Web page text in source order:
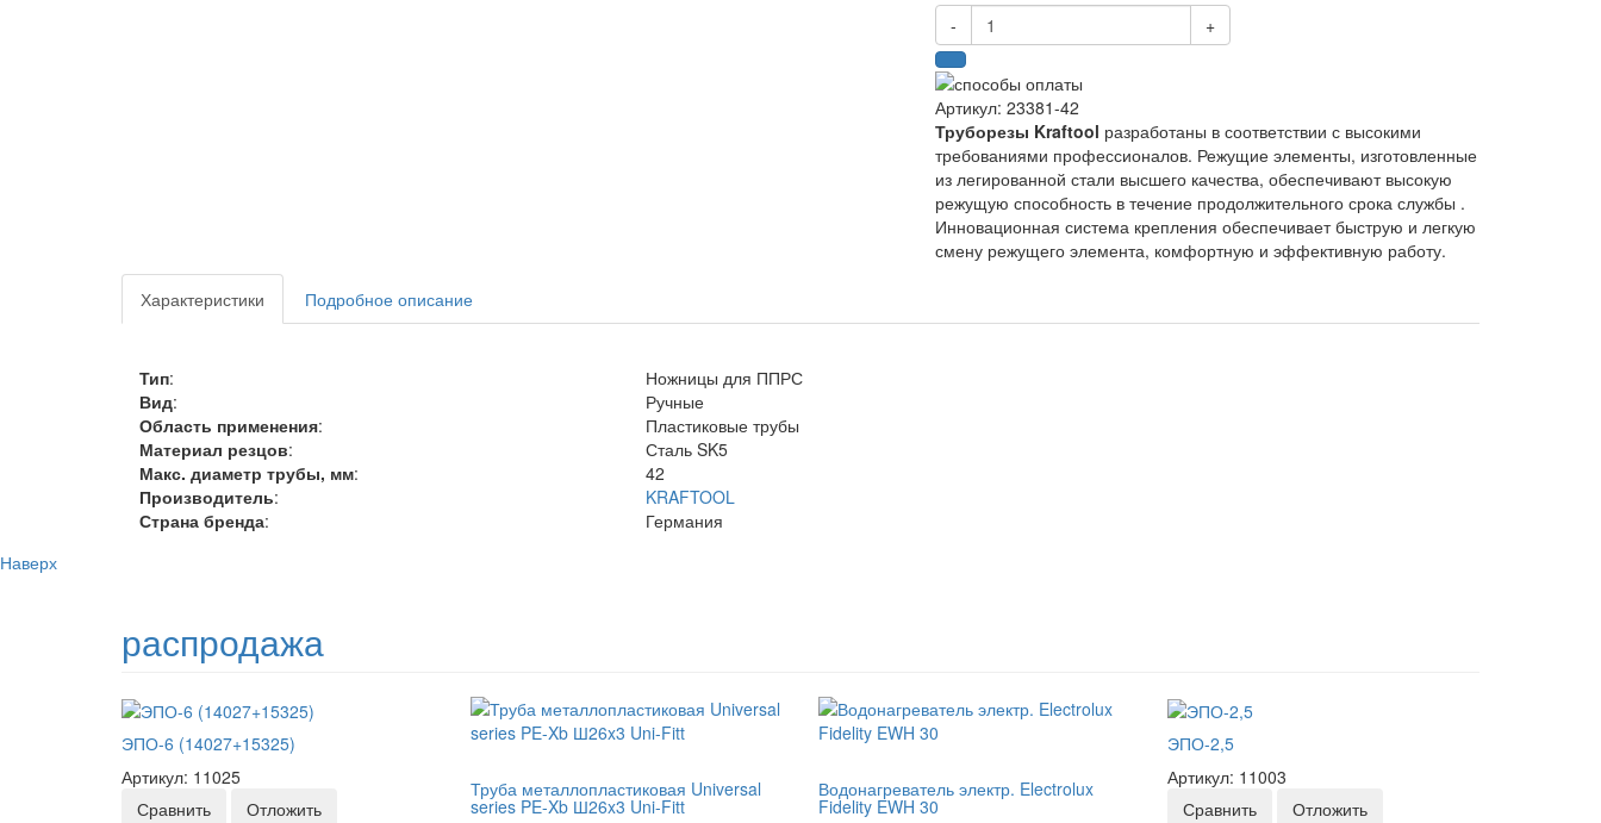
- +
Артикул: 23381-42
Труборезы Kraftool разработаны в соответствии с высокими
требованиями профессионалов. Режущие элементы, изготовленные
из легированной стали высшего качества, обеспечивают высокую
режущую способность в течение продолжительного срока службы .
Инновационная система крепления обеспечивает быструю и легкую
смену режущего элемента, комфортную и эффективную работу.
Характеристики Подробное описание
Тип:
Ножницы для ППРС
Вид:
Ручные
Область применения:
Пластиковые трубы
Материал резцов:
Сталь SK5
Макс. диаметр трубы, мм:
42
Производитель:
KRAFTOOL
Страна бренда:
Германия
Наверх
распродажа
ЭПО-6 (14027+15325)
Артикул: 11025
Сравнить
Отложить
Труба металлопластиковая Universal
series PE-Xb Ш26x3 Uni-Fitt
Водонагреватель электр. Electrolux
Fidelity EWH 30
ЭПО-2,5
Артикул: 11003
Сравнить
Отложить